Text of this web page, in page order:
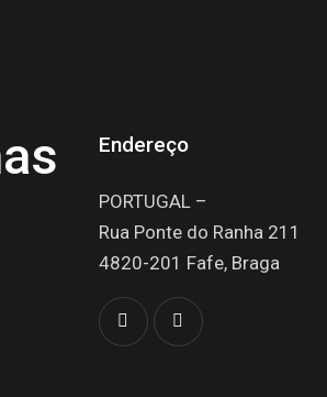
Endereço
PORTUGAL –
Rua Ponte do Ranha 211
4820-201 Fafe, Braga